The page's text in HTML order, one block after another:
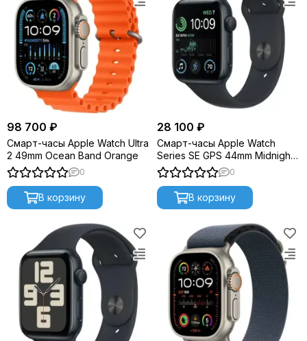
98 700 ₽
Смарт-часы Apple Watch Ultra
2 49mm Ocean Band Orange
0
В корзину
28 100 ₽
Смарт-часы Apple Watch
Series SE GPS 44mm Midnight
Sport Band (MNK03)
0
В корзину